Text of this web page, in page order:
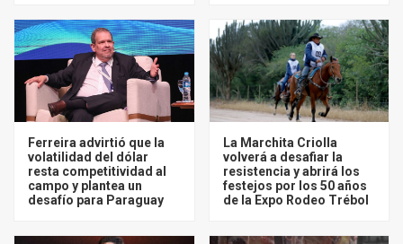
Ferreira advirtió que la
volatilidad del dólar
resta competitividad al
campo y plantea un
desafío para Paraguay
La Marchita Criolla
volverá a desafiar la
resistencia y abrirá los
festejos por los 50 años
de la Expo Rodeo Trébol